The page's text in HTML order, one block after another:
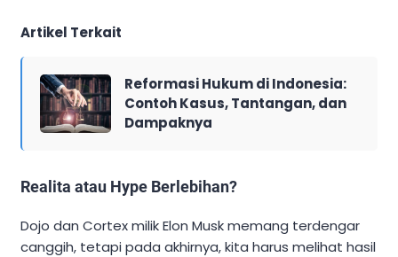
Artikel Terkait
Reformasi Hukum di Indonesia:
Contoh Kasus, Tantangan, dan
Dampaknya
Realita atau Hype Berlebihan?
Dojo dan Cortex milik Elon Musk memang terdengar
canggih, tetapi pada akhirnya, kita harus melihat hasil